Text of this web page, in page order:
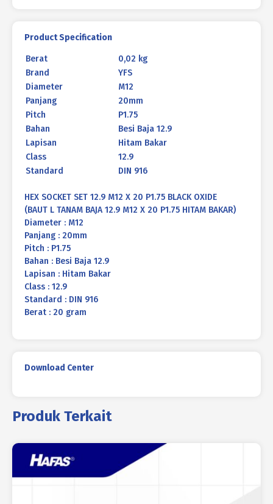
Product Specification
Berat
0,02 kg
Brand
YFS
Diameter
M12
Panjang
20mm
Pitch
P1.75
Bahan
Besi Baja 12.9
Lapisan
Hitam Bakar
Class
12.9
Standard
DIN 916
HEX SOCKET SET 12.9 M12 X 20 P1.75 BLACK OXIDE
(BAUT L TANAM BAJA 12.9 M12 X 20 P1.75 HITAM BAKAR)
Diameter : M12
Panjang : 20mm
Pitch : P1.75
Bahan : Besi Baja 12.9
Lapisan : Hitam Bakar
Class : 12.9
Standard : DIN 916
Berat : 20 gram
Download Center
Produk Terkait